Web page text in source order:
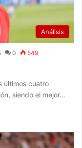
Análisis
0 549
últimos cuatro
siendo el mejor…